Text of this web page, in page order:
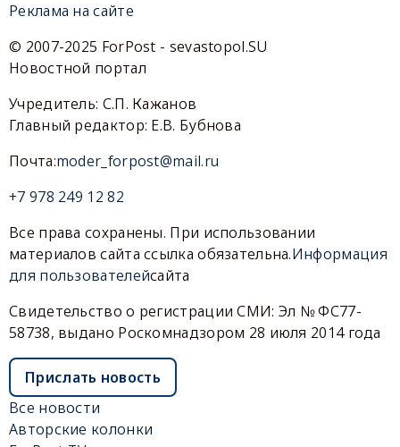
Реклама на сайте
© 2007-2025 ForPost - sevastopol.SU
Новостной портал
Учредитель: С.П. Кажанов
Главный редактор: Е.В. Бубнова
Почта:moder_forpost@mail.ru
+7 978 249 12 82
Все права сохранены. При использовании
материалов сайта ссылка обязательна.Информация
для пользователейсайта
Свидетельство о регистрации СМИ: Эл № ФС77-
58738, выдано Роскомнадзором 28 июля 2014 года
Прислать новость
Все новости
Авторские колонки